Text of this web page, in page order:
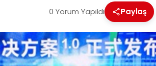
0 Yorum Yapıldı Paylaş